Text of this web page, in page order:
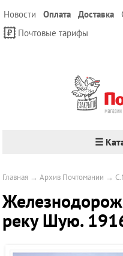
Новости Оплата Доставка
Почтовые тарифы
☰
Главная →Архив Почтомании →
реку Шую.